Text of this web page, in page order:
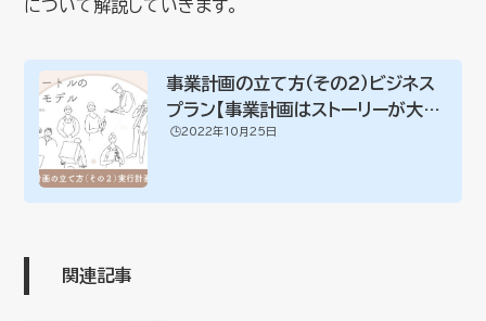
について解説していきます。
事業計画の立て方（その２）ビジネス
プラン【事業計画はストーリーが大
切！】
🕒️2022年10月25日
関連記事